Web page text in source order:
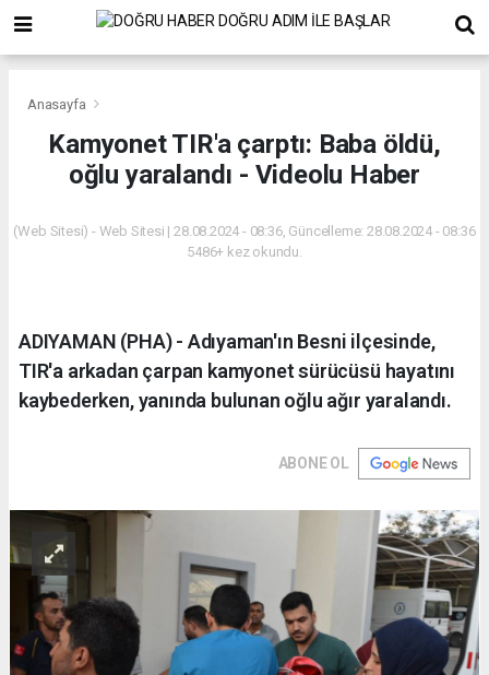
Anasayfa
Kamyonet TIR'a çarptı: Baba öldü,
oğlu yaralandı - Videolu Haber
(Web Sitesi) - Web Sitesi | 28.08.2024 - 08:36, Güncelleme: 28.08.2024 - 08:36
5486+ kez okundu.
ADIYAMAN (PHA) - Adıyaman'ın Besni ilçesinde,
TIR'a arkadan çarpan kamyonet sürücüsü hayatını
kaybederken, yanında bulunan oğlu ağır yaralandı.
ABONE OL